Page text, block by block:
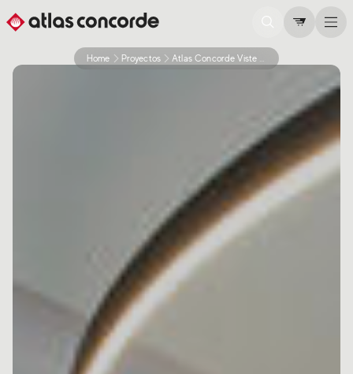
Home Proyectos Atlas Concorde Viste Con Estilo El Memo Bar